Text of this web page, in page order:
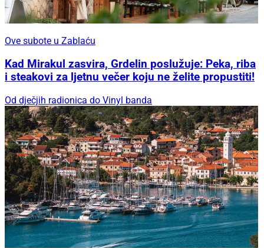
Ove subote u Zablaću
Kad Mirakul zasvira, Grdelin poslužuje: Peka, riba
i steakovi za ljetnu večer koju ne želite propustiti!
Od dječjih radionica do Vinyl banda